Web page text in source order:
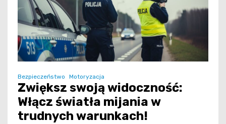
Bezpieczeństwo Motoryzacja
Zwiększ swoją widoczność:
Włącz światła mijania w
trudnych warunkach!